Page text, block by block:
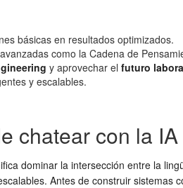
básicas en resultados optimizados.
como la Cadena de
y aprovechar el futuro
y escalables.
chatear con la IA
dominar la intersección entre la
Antes de construir sistemas